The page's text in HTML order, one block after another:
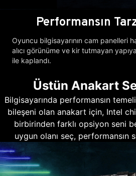
Performansın
Oyuncu bilgisayarının cam panelleri
alıcı görünüme ve kir tutmayan yapıya
ile kaplandı.
Üstün Anakart
Bilgisayarında performansın
bileşeni olan anakart için, Intel
birbirinden farklı opsiyon seni
uygun olanı seç, performansın